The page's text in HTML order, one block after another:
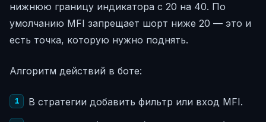
нижнюю границу индикатора с 20 на 40. По
умолчанию MFI запрещает шорт ниже 20 — это и
есть точка, которую нужно поднять.
Алгоритм действий в боте:
В стратегии добавить фильтр или вход MFI.